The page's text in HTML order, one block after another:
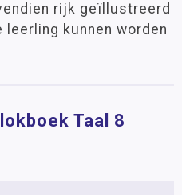
rijk geïllustreerd
kunnen worden
Taal 8